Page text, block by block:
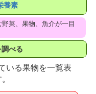
養素
菜、果物、魚介が一目
べる
いる果物を一覧表